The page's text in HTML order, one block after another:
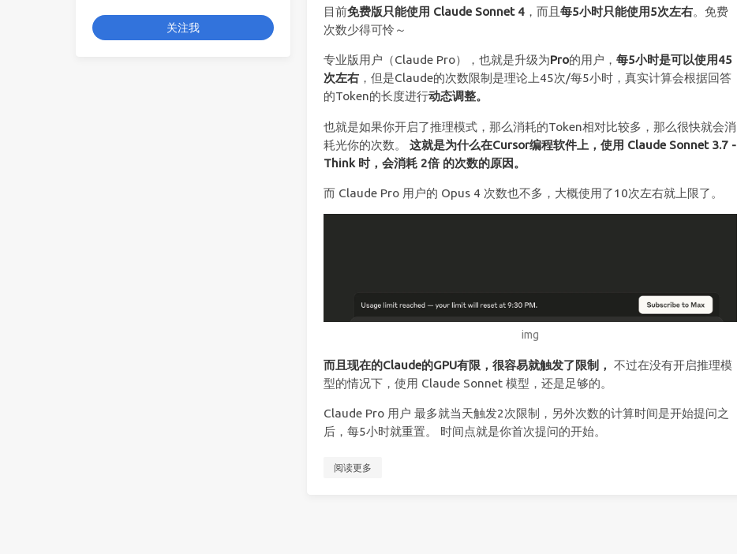
目前免费版只能使用 Claude Sonnet 4 ，而且每5小时只能使用5次左右。免费
次数少得可怜～
专业版用户（Claude Pro），也就是升级为Pro的用户，每5小时是可以使用45
次左右 ，但是Claude的次数限制是理论上45次/每5小时，真实计算会根据回答
的Token的长度进行动态调整。
也就是如果你开启了推理模式，那么消耗的Token相对比较多，那么很快就会消
耗光你的次数。这就是为什么在Cursor编程软件上，使用 Claude Sonnet 3.7 -
Think 时，会消耗 2倍 的次数的原因。
而 Claude Pro 用户的 Opus 4 次数也不多，大概使用了10次左右就上限了。
img
而且现在的Claude的GPU有限，很容易就触发了限制， 不过在没有开启推理模
型的情况下，使用 Claude Sonnet 模型，还是足够的。
Claude Pro 用户 最多就当天触发2次限制，另外次数的计算时间是开始提问之
后，每5小时就重置。 时间点就是你首次提问的开始。
阅读更多
关注我